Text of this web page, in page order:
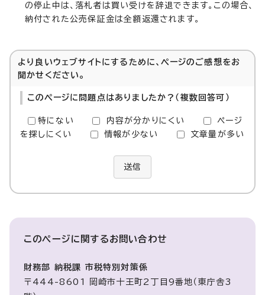
の停止中は、落札者は買い受けを辞退できます。この場合、
納付された公売保証金は全額返還されます。
より良いウェブサイトにするために、ページのご感想をお
聞かせください。
このページに問題点はありましたか？（複数回答可）
特にない 内容が分かりにくい
ページ
を探しにくい
情報が少ない 文章量が多い
送信
このページに関するお問い合わせ
財務部 納税課 市税特別対策係
〒444-8601 岡崎市十王町2丁目9番地（東庁舎3